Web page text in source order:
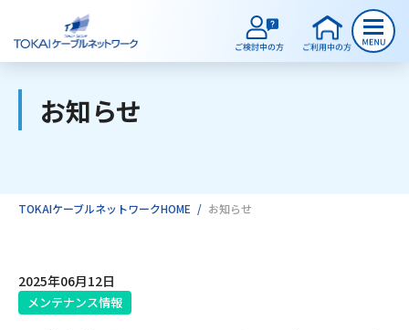
ご検討中のお客様
お知らせ
TOKAIケーブルネットワークHOME お知らせ
2025年06月12日
メンテナンス情報